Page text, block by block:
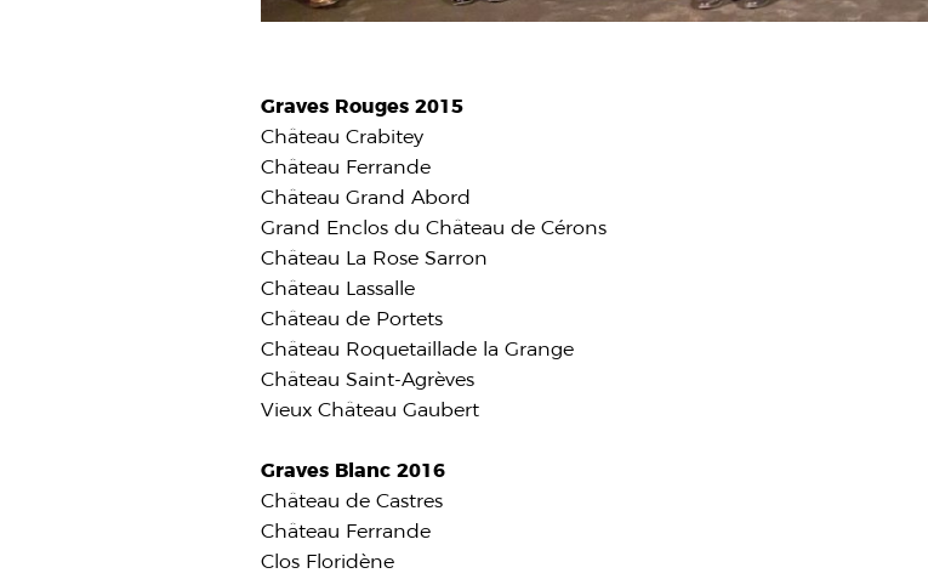
Graves Rouges 2015
Château Crabitey
Château Ferrande
Château Grand Abord
Grand Enclos du Château de Cérons
Château La Rose Sarron
Château Lassalle
Château de Portets
Château Roquetaillade la Grange
Château Saint-Agrèves
Vieux Château Gaubert
Graves Blanc 2016
Château de Castres
Château Ferrande
Clos Floridène